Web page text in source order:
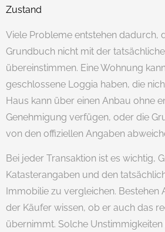
Zustand
Viele Probleme entstehen dadurch,
Grundbuch nicht mit der
übereinstimmen. Eine Wohnung
geschlossene Loggia haben, die
Haus kann über einen Anbau ohne
Genehmigung verfügen, oder die
von den offiziellen Angaben
Bei jeder Transaktion ist es wichtig,
Katasterangaben und den
Immobilie zu vergleichen. Bestehen
der Käufer wissen, ob er auch das
übernimmt. Solche Unstimmigkeiten